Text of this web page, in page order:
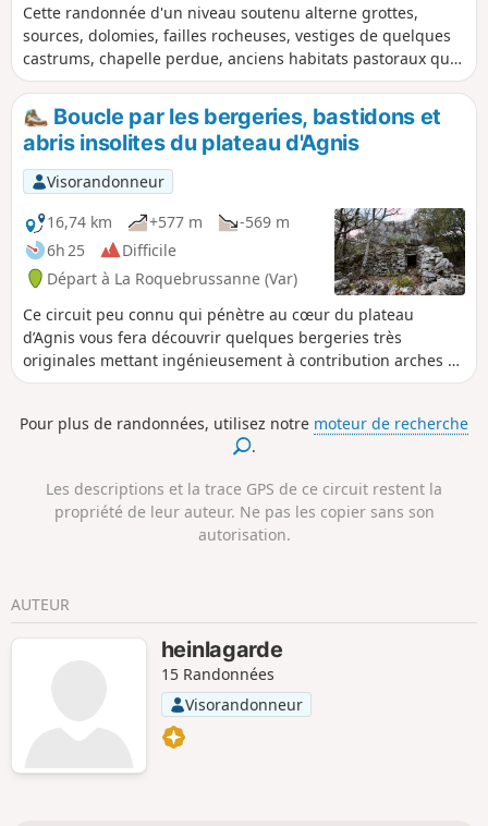
Cette randonnée d'un niveau soutenu alterne grottes,
sources, dolomies, failles rocheuses, vestiges de quelques
castrums, chapelle perdue, anciens habitats pastoraux que
ce circuit vous appelle à découvrir. Depuis les crêtes, le
regard porte loin, le paysage est saisissant et sans cesse
renouvelé.
Boucle par les bergeries, bastidons et
abris insolites du plateau d'Agnis
Visorandonneur
16,74 km
+577 m
-569 m
6h 25
Difficile
Départ à La Roquebrussanne (Var)
Ce circuit peu connu qui pénètre au cœur du plateau
d’Agnis vous fera découvrir quelques bergeries très
originales mettant ingénieusement à contribution arches et
autres rochers insolites.Vous y trouverez aussi quelques
constructions qui questionnent sur leur fonction.Tout ce
patrimoine rural est accessible en s’écartant quelque peu
peu visibles, ces derniers requérant de l'attention pour les
suivre.Un petit aven facile d’accès, des rochers aux formes
particulières, des arbres singuliers et quelques points de
Pour plus de randonnées, utilisez notre moteur de recherche
.
Les descriptions et la trace GPS de ce circuit restent la
propriété de leur auteur. Ne pas les copier sans son
autorisation.
AUTEUR
heinlagarde
15 Randonnées
Visorandonneur